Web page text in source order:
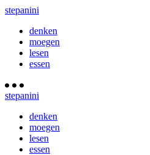
stepanini
denken
moegen
lesen
essen
stepanini
denken
moegen
lesen
essen